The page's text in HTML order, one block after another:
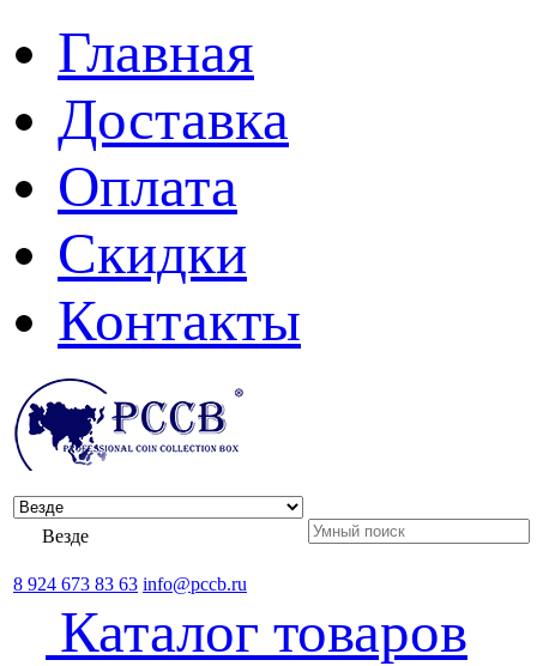
Главная
Доставка
Оплата
Скидки
Контакты
Везде
8 924 673 83 63 info@pccb.ru
Каталог товаров